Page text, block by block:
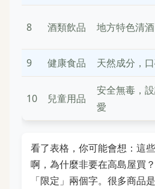
8 酒類飲品 地方特色清酒
9 健康食品 天然成分，
10 兒童用品
安全無毒，
愛
看了表格，你可能會想：這
啊，為什麼非要在高島屋買
「限定」兩個字。很多商品